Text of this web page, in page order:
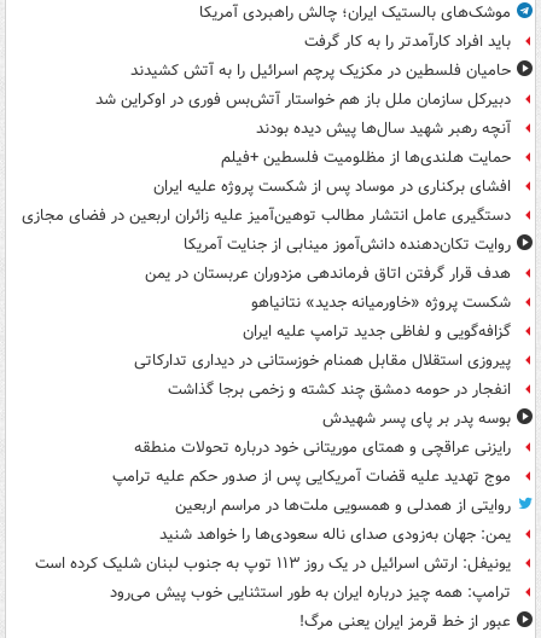
موشک‌های بالستیک ایران؛ چالش راهبردی آمریکا
باید افراد کارآمدتر را به کار گرفت
حامیان فلسطین در مکزیک پرچم اسرائیل را به آتش کشیدند
دبیرکل سازمان ملل باز هم خواستار آتش‌بس فوری در اوکراین شد
آنچه رهبر شهید سال‌ها پیش دیده بودند
حمایت هلندی‌ها از مظلومیت فلسطین +فیلم
افشای برکناری در موساد پس از شکست پروژه علیه ایران
دستگیری عامل انتشار مطالب توهین‌آمیز علیه زائران اربعین در فضای مجازی
روایت تکان‌دهنده دانش‌آموز مینابی از جنایت آمریکا
هدف قرار گرفتن اتاق‌ فرماندهی مزدوران عربستان در یمن
شکست پروژه «خاورمیانه جدید» نتانیاهو
گزافه‌گویی و لفاظی جدید ترامپ علیه ایران
پیروزی استقلال مقابل همنام خوزستانی در دیداری تدارکاتی
انفجار در حومه دمشق چند کشته و زخمی برجا گذاشت
بوسه‌ پدر بر پای پسر شهیدش
رایزنی عراقچی و همتای موریتانی خود درباره تحولات منطقه
موج تهدید علیه قضات آمریکایی پس از صدور حکم علیه ترامپ
روایتی از همدلی و همسویی ملت‌ها در مراسم اربعین
یمن: جهان به‌زودی صدای ناله سعودی‌ها را خواهد شنید
یونیفل: ارتش اسرائیل در یک روز ۱۱۳ توپ به جنوب لبنان شلیک کرده است
ترامپ: همه چیز درباره ایران به طور استثنایی خوب پیش می‌رود
عبور از خط قرمز ایران یعنی مرگ!